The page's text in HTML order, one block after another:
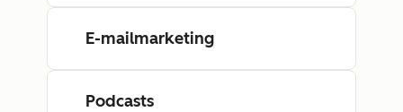
E-mailmarketing
Podcasts